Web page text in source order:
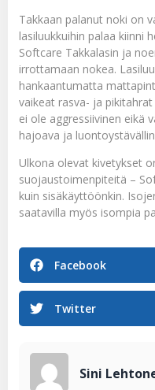
Takkaan palanut noki on
lasiluukkuihin palaa kiinni
Softcare Takkalasin ja
irrottamaan nokea.
hankaantumatta
vaikeat rasva- ja
ei ole aggressiivinen eikä
hajoava ja
Ulkona olevat kivetykset
suojaustoimenpiteitä –
kuin sisäkäyttöönkin.
saatavilla myös isompia
Facebook
Twitter
Sini